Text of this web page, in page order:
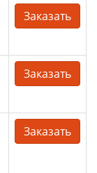
Заказать
Заказать
Заказать